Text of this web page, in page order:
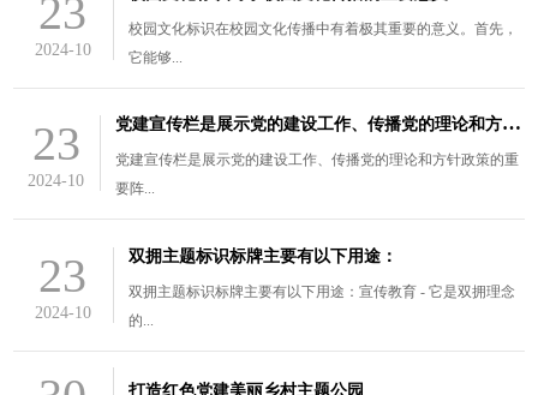
23
2024-10
校园文化标识在校园文化传播中有着极其重要的意义。首先，
它能够...
23
2024-10
党
建宣传栏是展示党的建设工作、传播党的理论和方针政策的重要阵
党建宣传栏是展示党的建设工作、传播党的理论和方针政策的重
要阵...
23
2024-10
双拥主题标识标牌主要有以下用途：
双拥主题标识标牌主要有以下用途：宣传教育 - 它是双拥理念
的...
打造红色党建美丽乡村主题公园